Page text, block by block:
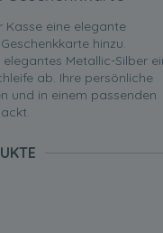
Kasse eine elegante
hinzu.
Metallic-Silber
ab. Ihre persönliche
und in einem passenden